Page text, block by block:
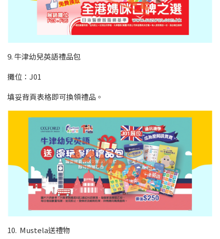
9. 牛津幼兒英語禮品包
攤位：J01
填妥背頁表格即可換領禮品。
10. Mustela送禮物